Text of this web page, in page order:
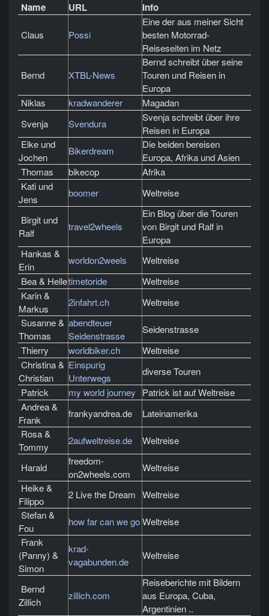
Name URL Info
Claus Possi
Eine der aus meiner Sicht
besten Motorrad-
Reiseseiten im Netz
Bernd XTBL-News
Bernd schreibt über seine
Touren und Reisen in
Europa
Niklas
kradwanderer
Magadan
Svenja
Svendura
Svenja schreibt über ihre
Reisen in Europa
Elke und
Jochen
Bikerdream
Die beiden bereisen
Europa, Afrika und Asien
Thomas
bikecop
Afrika
Kati und
Jens
boomer Weltreise
Birgit und
Ralf
travel2wheels
Ein Blog über die Touren
von Birgit und Ralf in
Europa
Hankas &
Erin
worldon2weels
Weltreise
Bea & Helletimetoride
Weltreise
Karin &
Markus
2infahrt.ch
Weltreise
Susanne &
Thomas
abendteuer
Seidenstrasse
Seidenstrasse
Thierry
worldbiker.ch
Weltreise
Christina &
Christian
Einspurig
Unterwegs
diverse Touren
Patrick
my world journey
Patrick ist auf Weltreise
Andrea &
Frank
frankyandrea.de
Lateinamerika
Rosa &
Tommy
2aufweltreise.de Weltreise
Harald
freedom-
on2wheels.com
Weltreise
Heike &
Filippo
2 Live the Dream Weltreise
Stefan &
Fou
how far can we goWeltreise
Frank
(Panny) &
Simon
krad-
vagabunden.de
Weltreise
Bernd
Zillich
zillich.com
Reiseberichte mit Bildern
aus Europa, Cuba,
Argentinien ..